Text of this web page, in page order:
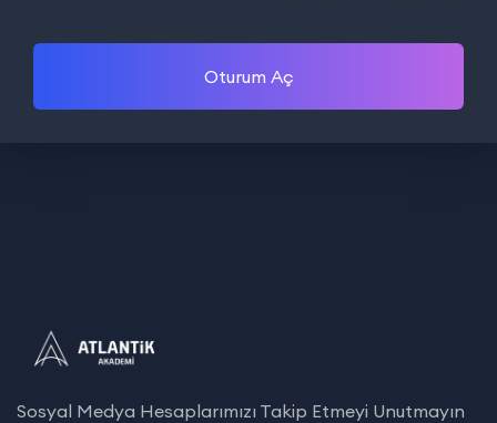
Oturum Aç
Sosyal Medya Hesaplarımızı Takip Etmeyi Unutmayın